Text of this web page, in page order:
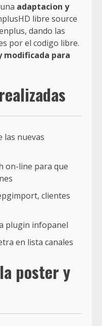
adaptacion y
libre source
dando las
por el codigo libre.
modificada para
las nuevas
on-line para que
clientes
plugin infopanel
en lista canales
poster y